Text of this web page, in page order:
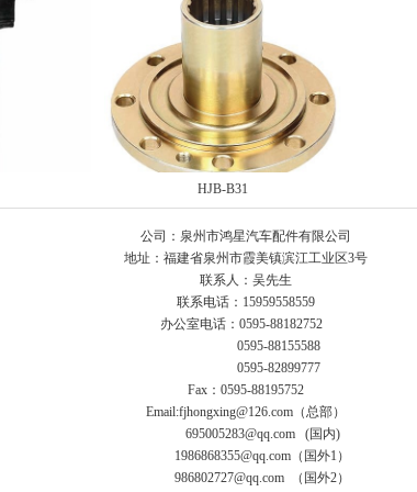
HJB-B31
公司：泉州市鸿星汽车配件有限公司
地址：福建省泉州市霞美镇滨江工业区3号
联系人：吴先生
联系电话：15959558559
办公室电话：0595-88182752
0595-88155588
0595-82899777
Fax：0595-88195752
Email:fjhongxing@126.com（总部）
695005283@qq.com (国内)
1986868355@qq.com（国外1）
986802727@qq.com （国外2）